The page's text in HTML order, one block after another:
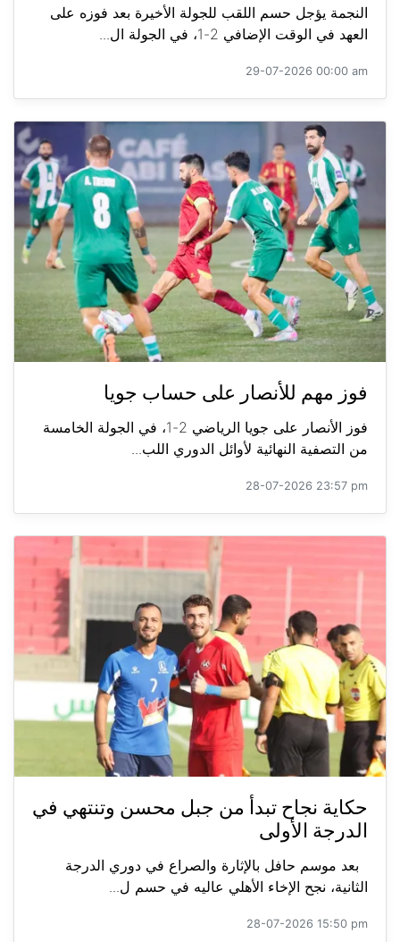
النجمة يؤجل حسم اللقب للجولة الأخيرة بعد فوزه على
العهد في الوقت الإضافي 2-1، في الجولة ال...
29-07-2026 00:00 am
فوز مهم للأنصار على حساب جويا
فوز الأنصار على جويا الرياضي 2-1، في الجولة الخامسة
من التصفية النهائية لأوائل الدوري اللب...
28-07-2026 23:57 pm
حكاية نجاح تبدأ من جبل محسن وتنتهي في
الدرجة الأولى
بعد موسم حافل بالإثارة والصراع في دوري الدرجة
الثانية، نجح الإخاء الأهلي عاليه في حسم ل...
28-07-2026 15:50 pm